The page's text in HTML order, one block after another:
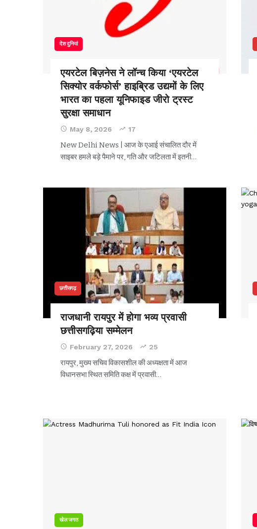
देश दुनियां
एयरटेल बिज़नेस ने लॉन्च किया ‘एयरटेल
सिक्योर वर्कफोर्स’ हाइब्रिड उद्यमों के लिए
भारत का पहला यूनिफाइड जीरो ट्रस्ट
सुरक्षा समाधान
May 8, 2026 17
New Delhi News | आज के एआई संचालित दौर में
साइबर हमले बड़े पैमाने पर, गति और जटिलता में इतनी…
छत्तीसगढ़
राजधानी रायपुर में होगा भव्य प्रवासी
छत्तीसगढ़िया सम्मेलन
February 27, 2026 25
रायपुर, मुख्य सचिव विकासशील की अध्यक्षता में आज
विधानसभा स्थित समिति कक्ष में प्रवासी…
खेल जगत